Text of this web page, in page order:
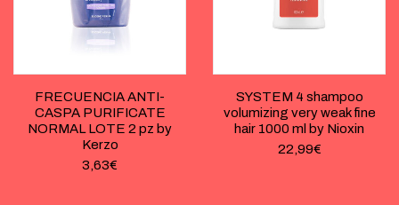
FRECUENCIA ANTI-
CASPA PURIFICATE
NORMAL LOTE 2 pz by
Kerzo
3,63€
SYSTEM 4 shampoo
volumizing very weak fine
hair 1000 ml by Nioxin
22,99€